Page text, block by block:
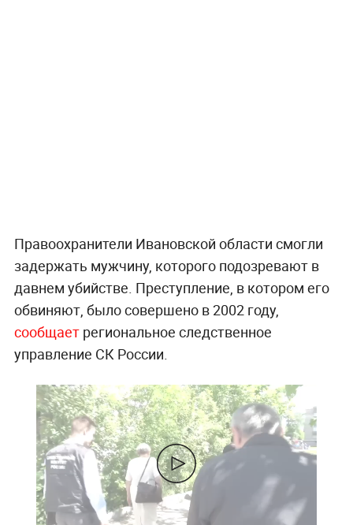
Правоохранители Ивановской области смогли
задержать мужчину, которого подозревают в
давнем убийстве. Преступление, в котором его
обвиняют, было совершено в 2002 году,
сообщает региональное следственное
управление СК России.